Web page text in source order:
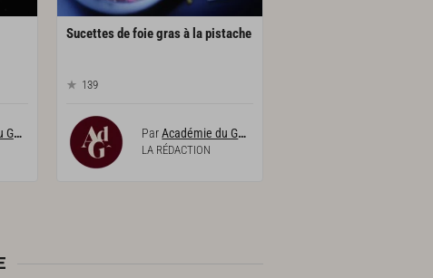
Sucettesdefoiegrasà lapistache
139
ParAcadémie du Goût
LA RÉDACTION